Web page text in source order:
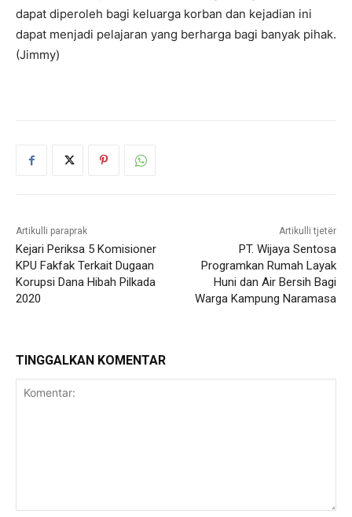
dapat diperoleh bagi keluarga korban dan kejadian ini
dapat menjadi pelajaran yang berharga bagi banyak pihak.
(Jimmy)
Artikulli paraprak
Kejari Periksa 5 Komisioner
KPU Fakfak Terkait Dugaan
Korupsi Dana Hibah Pilkada
2020
Artikulli tjetër
PT. Wijaya Sentosa
Programkan Rumah Layak
Huni dan Air Bersih Bagi
Warga Kampung Naramasa
TINGGALKAN KOMENTAR